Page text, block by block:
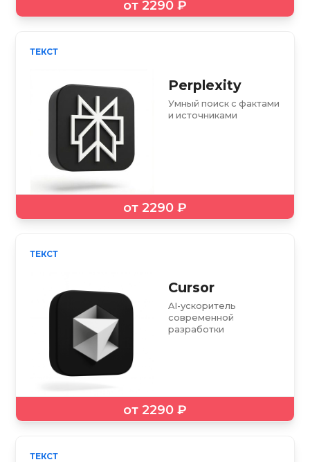
от 2290 ₽
ТЕКСТ
Perplexity
Умный поиск с фактами
и источниками
от 2290 ₽
ТЕКСТ
Cursor
AI-ускоритель
современной
разработки
от 2290 ₽
ТЕКСТ